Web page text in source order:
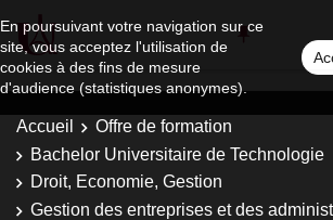
En poursuivant votre navigation sur ce
site, vous acceptez l'utilisation de
cookies à des fins de mesure
d'audience (statistiques anonymes).
Accueil
Offre de formation
Bachelor Universitaire de Technologie
Droit, Economie, Gestion
Gestion des entreprises et des